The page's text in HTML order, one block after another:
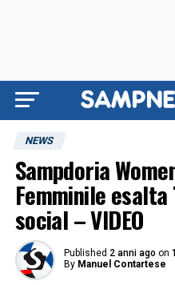
NEWS
Sampdoria
Femminile
social – VIDEO
Published 2 anni ago on
By Manuel Contartese